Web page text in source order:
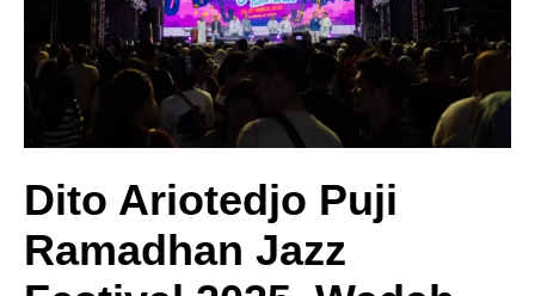
Dito Ariotedjo Puji
Ramadhan Jazz